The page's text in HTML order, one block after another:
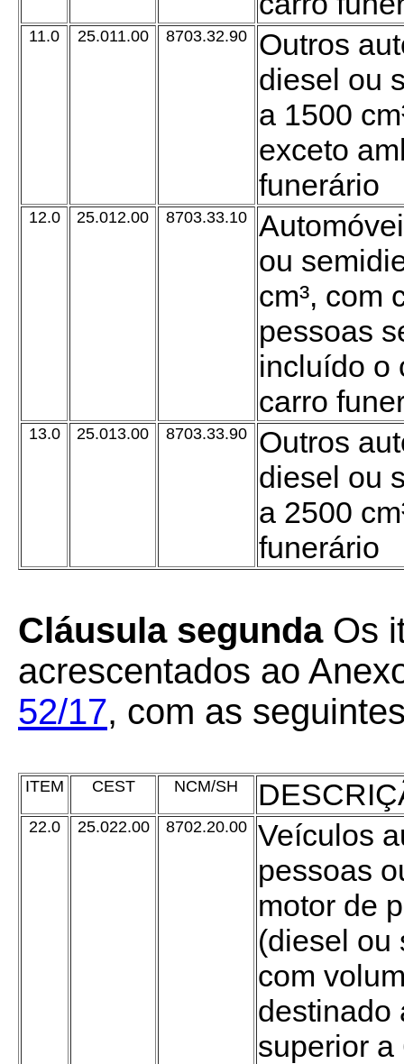
11.0 25.011.00 8703.32.90
Outros
diesel ou
a 1500
exceto
funerário
12.0 25.012.00 8703.33.10
ou
cm³, com
pessoas
incluído o
carro
13.0 25.013.00 8703.33.90
Outros
diesel ou
a 2500
funerário
Cláusula segundaOs
acrescentados ao
52/17, com as
ITEM CEST NCM/SH
22.0 25.022.00 8702.20.00
Veículos
pessoas
motor de
(diesel ou
com
destinado
superior a